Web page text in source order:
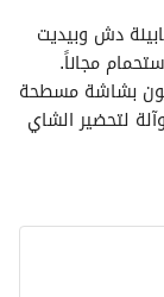
وزارة السياحة